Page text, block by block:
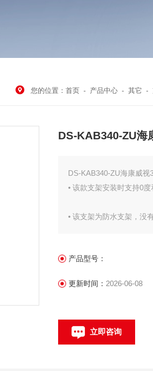
您的位置： 首页 - 产品中心 - 其它 -
DS-KAB340-ZU海
DS-KAB340-ZU海康威视
• 该款支架安装时支持0
• 该支架为防水支架，没
道-Pa人脸孔位
产品型号：
更新时间： 2026-06-08
立即咨询